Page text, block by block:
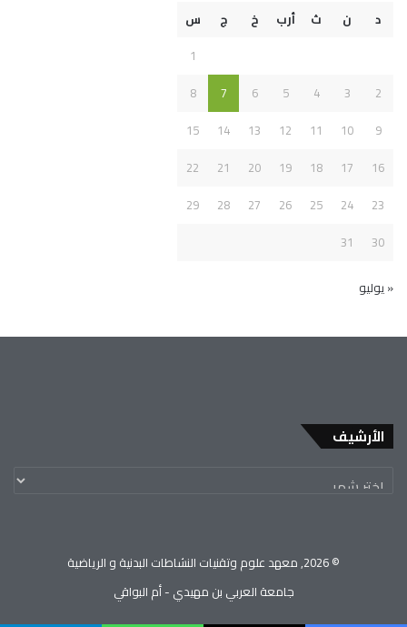
د
ن ث أرب خ ج
س
1
2
3
4
5
6
7
8
9
10
11
12
13
14
15
16
17
18
19
20
21
22
23
24
25
26
27
28
29
30
31
« يوليو
الأرشيف
© 2026, معهد علوم وتقنيات النشاطات البدنية و الرياضية
جامعة العربي بن مهيدي - أم البواقي